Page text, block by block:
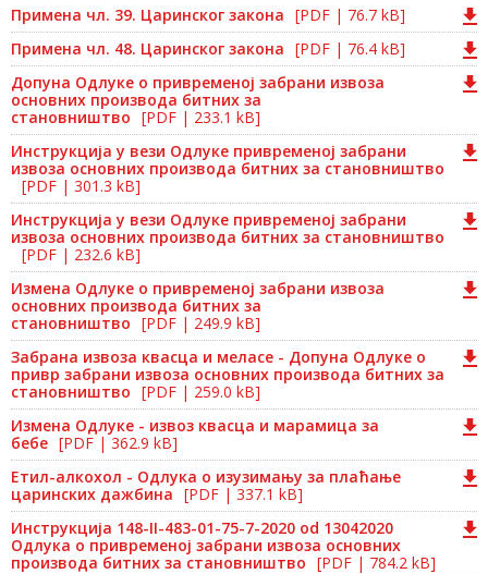
Примена чл. 39. Царинског закона [PDF | 76.7 kB]
Примена чл. 48. Царинског закона [PDF | 76.4 kB]
Допуна Одлуке о привременој забрани извоза
основних производа битних за
становништво [PDF | 233.1 kB]
Инструкција у вези Одлуке привременој забрани
извоза основних производа битних за становништво
[PDF | 301.3 kB]
Инструкција у вези Одлуке привременој забрани
извоза основних производа битних за становништво
[PDF | 232.6 kB]
Измена Одлуке о привременој забрани извоза
основних производа битних за
становништво [PDF | 249.9 kB]
Забрана извоза квасца и меласе - Допуна Одлуке о
привр забрани извоза основних производа битних за
становништво [PDF | 259.0 kB]
Измена Одлуке - извоз квасца и марамица за
бебе [PDF | 362.9 kB]
Етил-алкохол - Одлука о изузимању за плаћање
царинских дажбина [PDF | 337.1 kB]
Инструкција 148-II-483-01-75-7-2020 od 13042020
Одлука о привременој забрани извоза основних
производа битних за становништво [PDF | 784.2 kB]